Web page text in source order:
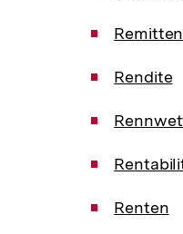
Rendite
Renten